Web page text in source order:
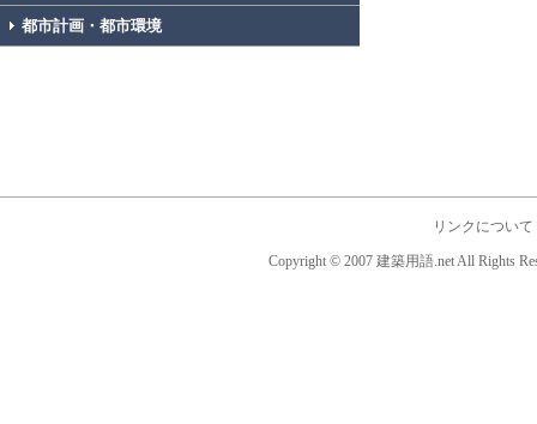
都市計画・都市環境
リンクについて
Copyright © 2007 建築用語.net All Rights